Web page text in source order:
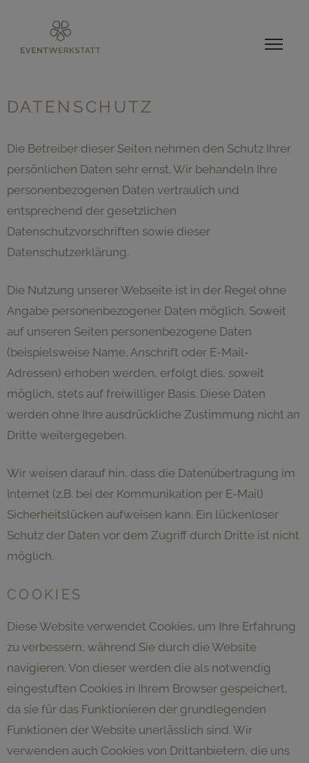
DATENSCHUTZ
Die Betreiber dieser Seiten nehmen den Schutz Ihrer
persönlichen Daten sehr ernst. Wir behandeln Ihre
personenbezogenen Daten vertraulich und
entsprechend der gesetzlichen
Datenschutzvorschriften sowie dieser
Datenschutzerklärung.
Die Nutzung unserer Webseite ist in der Regel ohne
Angabe personenbezogener Daten möglich. Soweit
auf unseren Seiten personenbezogene Daten
(beispielsweise Name, Anschrift oder E-Mail-
Adressen) erhoben werden, erfolgt dies, soweit
möglich, stets auf freiwilliger Basis. Diese Daten
werden ohne Ihre ausdrückliche Zustimmung nicht an
Dritte weitergegeben.
Wir weisen darauf hin, dass die Datenübertragung im
Internet (z.B. bei der Kommunikation per E-Mail)
Sicherheitslücken aufweisen kann. Ein lückenloser
Schutz der Daten vor dem Zugriff durch Dritte ist nicht
möglich.
COOKIES
Diese Website verwendet Cookies, um Ihre Erfahrung
zu verbessern, während Sie durch die Website
navigieren. Von dieser werden die als notwendig
eingestuften Cookies in Ihrem Browser gespeichert,
da sie für das Funktionieren der grundlegenden
Funktionen der Website unerlässlich sind. Wir
verwenden auch Cookies von Drittanbietern, die uns